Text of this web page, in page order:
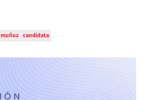
muñoz candidata